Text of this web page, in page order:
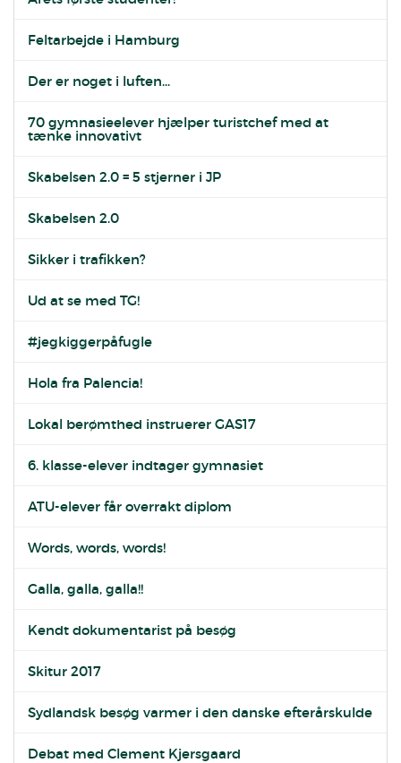
Feltarbejde i Hamburg
Der er noget i luften...
70 gymnasieelever hjælper turistchef med at
tænke innovativt
Skabelsen 2.0 = 5 stjerner i JP
Skabelsen 2.0
Sikker i trafikken?
Ud at se med TG!
#jegkiggerpåfugle
Hola fra Palencia!
Lokal berømthed instruerer GAS17
6. klasse-elever indtager gymnasiet
ATU-elever får overrakt diplom
Words, words, words!
Galla, galla, galla!!
Kendt dokumentarist på besøg
Skitur 2017
Sydlandsk besøg varmer i den danske efterårskulde
Debat med Clement Kjersgaard